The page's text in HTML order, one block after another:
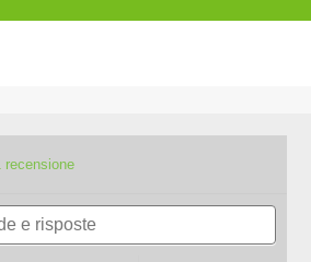
recensione
alla
pagina
delle
e